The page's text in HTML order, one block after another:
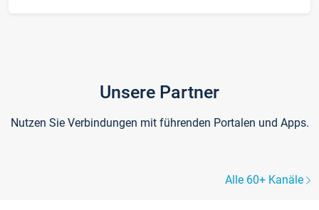
Unsere Partner
Nutzen Sie Verbindungen mit führenden Portalen und Apps.
Alle 60+ Kanäle